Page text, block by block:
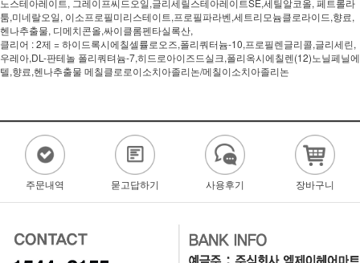
툼,미네랄오일, 이소프로필미리스테이트,프로필파라벤,세트리모늄클로라이드,향료,
헨나추출물, 디메치콘올,싸이클롬펜타실록산,
클리어 : 2제 = 하이드록시에칠셀률로오즈,폴리쿼터늄-10,프로필렌글리콜,글리세린,
우레아,DL-판테놀 폴리쿼텨늄-7,히드로아이즈드실크,폴리옥시에칠렌(12)노닐페닐에
텔,향료,헨나추출물 메칠클로로이소치아졸리논/메칠이소치아졸리논
주문내역 묻고답하기 사용후기 장바구니